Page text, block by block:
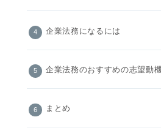
企業法務になるには
企業法務のおすすめの志望動
まとめ